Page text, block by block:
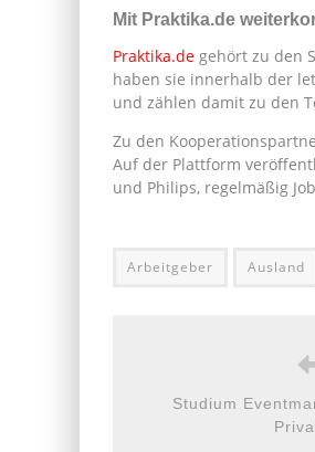
Mit Praktika.de
Praktika.de gehört zu den
haben sie innerhalb der
und zählen damit zu den
Zu den
Auf der Plattform
und Philips, regelmäßig
Arbeitgeber Ausland
Studium